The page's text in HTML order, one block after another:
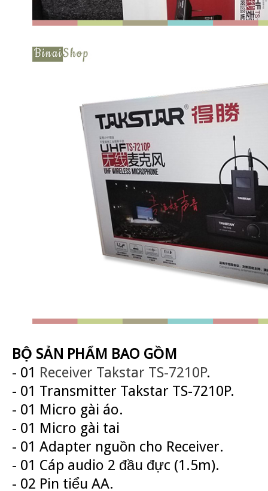
BỘ SẢN PHẨM BAO GỒM
- 01 Receiver Takstar TS-7210P.
- 01 Transmitter Takstar TS-7210P.
- 01 Micro gài áo.
- 01 Micro gài tai
- 01 Adapter nguồn cho Receiver.
- 01 Cáp audio 2 đầu đực (1.5m).
- 02 Pin tiểu AA.